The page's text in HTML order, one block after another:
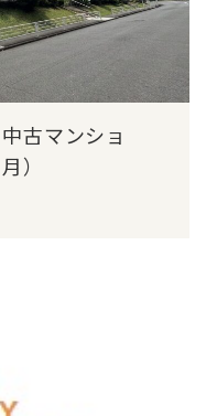
古マンショ
月）